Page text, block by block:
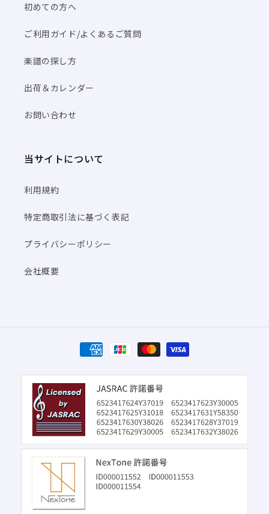
初めての方へ
ご利用ガイド/よくあるご質問
楽譜の探し方
出荷＆カレンダー
お問い合わせ
当サイトについて
利用規約
特定商取引法に基づく表記
プライバシーポリシー
会社概要
決
済
方
法